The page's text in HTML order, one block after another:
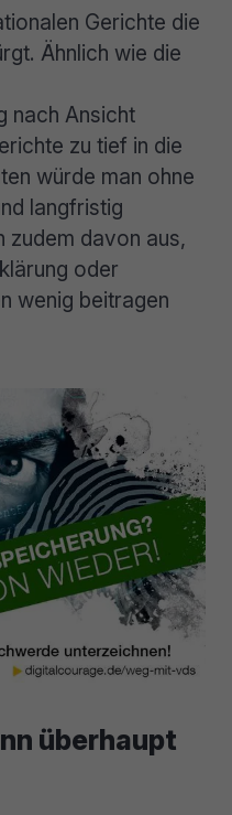
Gerichte die
Ähnlich wie die
nach Ansicht
zu tief in die
würde man ohne
langfristig
zudem davon aus,
oder
wenig beitragen
überhaupt